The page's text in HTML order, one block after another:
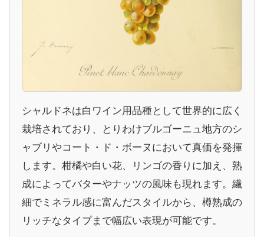
シャルドネは白ワイン用品種として世界的に広く
栽培されており、とりわけブルゴーニュ地方のシ
ャブリやコート・ド・ボーヌにおいて真価を発揮
します。柑橘や白い花、リンゴの香りに加え、熟
成によってバターやナッツの風味も現れます。繊
細でミネラル感に富んだスタイルから、樽熟成の
リッチなタイプまで幅広い表現が可能です。